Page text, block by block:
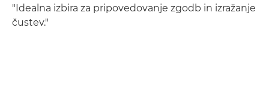
"Idealna izbira za pripovedovanje zgodb in izražanje
čustev."